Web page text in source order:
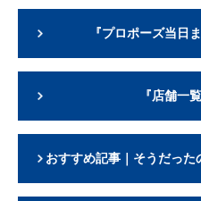
『プロポーズ当日
『店舗一
おすすめ記事｜そうだっ